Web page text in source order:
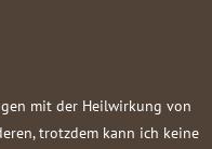
mit der Heilwirkung von
trotzdem kann ich keine